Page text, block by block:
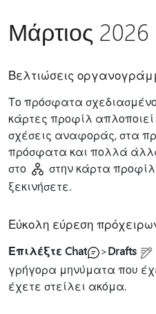
Μάρτιος 2026
Βελτιώσεις
Το πρόσφατα
κάρτες προφίλ απλοποιεί
σχέσεις αναφοράς, στα
πρόσφατα και πολλά
στο
στην κάρτα
ξεκινήσετε.
Εύκολη εύρεση
Επιλέξτε Chat >Drafts
γρήγορα μηνύματα που
έχετε στείλει ακόμα.